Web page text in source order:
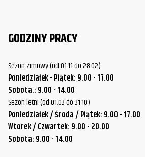
GODZINY PRACY
Sezon zimowy (od 01.11 do 28.02)
Poniedziałek - Piątek: 9.00 - 17.00
Sobota.: 9.00 - 14.00
Sezon letni (od 01.03 do 31.10)
Poniedziałek / Środa / Piątek: 9.00 - 17.00
Wtorek / Czwartek: 9.00 - 20.00
Sobota: 9.00 - 14.00